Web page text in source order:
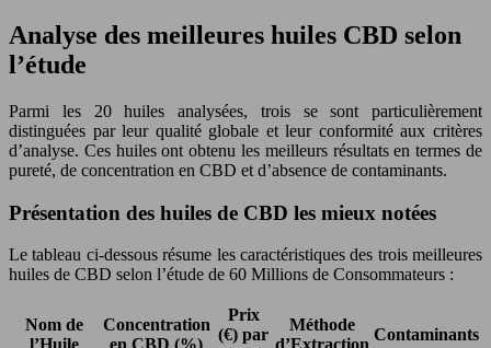
Analyse des meilleures huiles CBD selon
l’étude
Parmi les 20 huiles analysées, trois se sont particulièrement
distinguées par leur qualité globale et leur conformité aux critères
d’analyse. Ces huiles ont obtenu les meilleurs résultats en termes de
pureté, de concentration en CBD et d’absence de contaminants.
Présentation des huiles de CBD les mieux notées
Le tableau ci-dessous résume les caractéristiques des trois meilleures
huiles de CBD selon l’étude de 60 Millions de Consommateurs :
Nom de
Concentration
Prix
(€) par
Méthode
Contaminants